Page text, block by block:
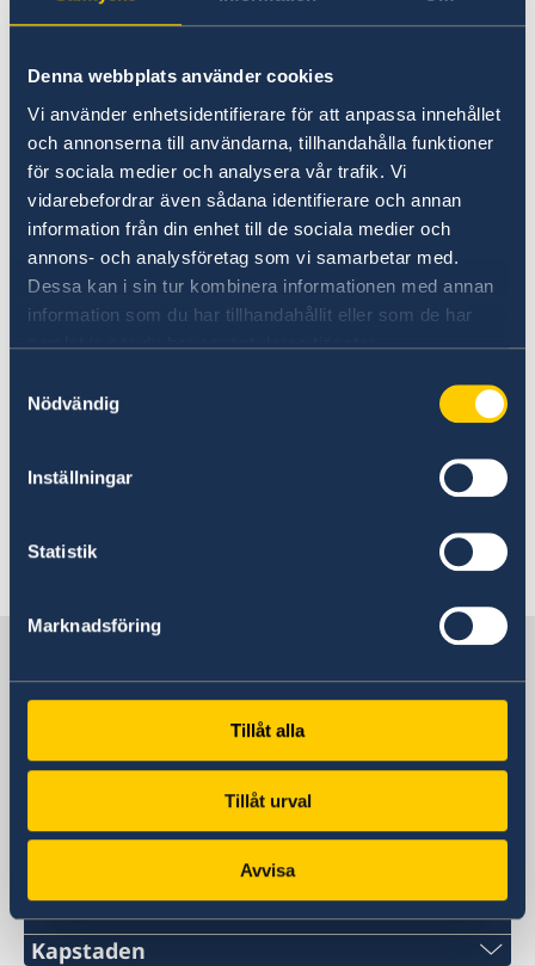
Denna webbplats använder cookies
Vi använder enhetsidentifierare för att anpassa innehållet
och annonserna till användarna, tillhandahålla funktioner
för sociala medier och analysera vår trafik. Vi
vidarebefordrar även sådana identifierare och annan
information från din enhet till de sociala medier och
annons- och analysföretag som vi samarbetar med.
Dessa kan i sin tur kombinera informationen med annan
information som du har tillhandahållit eller som de har
samlat in när du har använt deras tjänster.
Nödvändig
Inställningar
Statistik
Marknadsföring
Tillåt alla
Tillåt urval
Avvisa
Ambassadens reseinformation
Allmänna säkerhetsläget
Planerade strömavbrott/Loadshedding
Naturförhållanden och katastrofer
In- och utresebestämmelser
Hälso- och sjukvård
Lokala lagar och sedvänjor
Kriminalitet och personlig säkerhet
Trafiksäkerhet
Försäkringsskydd
Livsmedel och shopping
Utvecklingssamarbete
Programöversikt Sydafrika
Business Sweden
Anmäla handelshinder
Handel med Sydafrika
Beställa stämplat personbevis
.
Om du t.ex. behöver personbeviset för att resa
med barn väljer du Utdrag om
folkbokföringsuppgifter – 120 med alla
relationer på engelska.
Du kan också nå Skatteverket per telefon 0771-
567 567 eller +46 8 564 851 60.
Avgifter
Här finns grundläggande information som
dessutom ytterligare villkor. Kontakta ansvarig
Sveriges ambassad
Svenska konsulat
Kapstaden